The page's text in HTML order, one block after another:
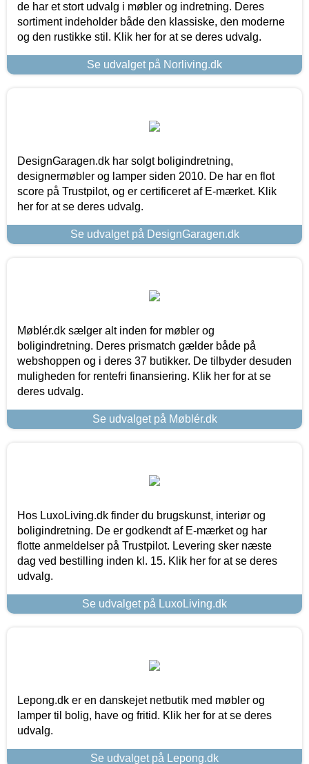
de har et stort udvalg i møbler og indretning. Deres
sortiment indeholder både den klassiske, den moderne
og den rustikke stil. Klik her for at se deres udvalg.
Se udvalget på Norliving.dk
DesignGaragen.dk har solgt boligindretning,
designermøbler og lamper siden 2010. De har en flot
score på Trustpilot, og er certificeret af E-mærket. Klik
her for at se deres udvalg.
Se udvalget på DesignGaragen.dk
Møblér.dk sælger alt inden for møbler og
boligindretning. Deres prismatch gælder både på
webshoppen og i deres 37 butikker. De tilbyder desuden
muligheden for rentefri finansiering. Klik her for at se
deres udvalg.
Se udvalget på Møblér.dk
Hos LuxoLiving.dk finder du brugskunst, interiør og
boligindretning. De er godkendt af E-mærket og har
flotte anmeldelser på Trustpilot. Levering sker næste
dag ved bestilling inden kl. 15. Klik her for at se deres
udvalg.
Se udvalget på LuxoLiving.dk
Lepong.dk er en danskejet netbutik med møbler og
lamper til bolig, have og fritid. Klik her for at se deres
udvalg.
Se udvalget på Lepong.dk